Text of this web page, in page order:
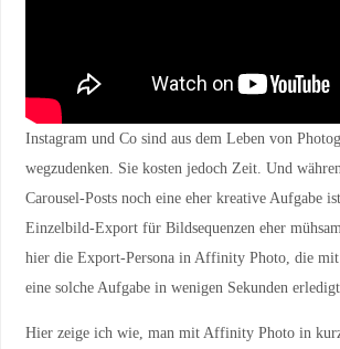
Instagram und Co sind aus dem Leben von
wegzudenken. Sie kosten jedoch Zeit. Und
Carousel-Posts noch eine eher kreative Aufgabe
Einzelbild-Export für Bildsequenzen eher
hier die Export-Persona in Affinity Photo, die
eine solche Aufgabe in wenigen Sekunden erledigt.
Hier zeige ich wie, man mit Affinity Photo in